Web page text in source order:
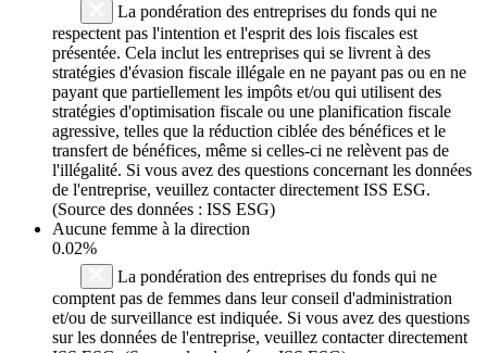
La pondération des entreprises du fonds qui ne
respectent pas l'intention et l'esprit des lois fiscales est
présentée. Cela inclut les entreprises qui se livrent à des
stratégies d'évasion fiscale illégale en ne payant pas ou en ne
payant que partiellement les impôts et/ou qui utilisent des
stratégies d'optimisation fiscale ou une planification fiscale
agressive, telles que la réduction ciblée des bénéfices et le
transfert de bénéfices, même si celles-ci ne relèvent pas de
l'illégalité. Si vous avez des questions concernant les données
de l'entreprise, veuillez contacter directement ISS ESG.
(Source des données : ISS ESG)
Aucune femme à la direction
0.02%
La pondération des entreprises du fonds qui ne
comptent pas de femmes dans leur conseil d'administration
et/ou de surveillance est indiquée. Si vous avez des questions
sur les données de l'entreprise, veuillez contacter directement